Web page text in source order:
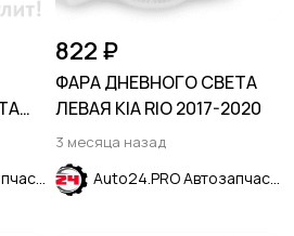
Auto24.PRO Автозапчасти
822 ₽
ФАРА ДНЕВНОГО СВЕТА
ЛЕВАЯ KIA RIO 2017-2020
3 месяца назад
Auto24.PRO Автозапчасти